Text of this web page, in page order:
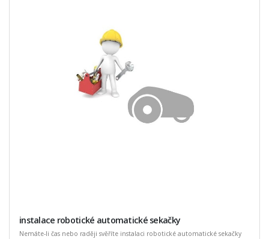
instalace robotické automatické sekačky
Nemáte-li čas nebo raději svěříte instalaci robotické automatické sekačky